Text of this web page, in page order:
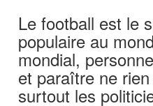
Le football est le
populaire au
mondial,
et paraître ne
surtout les